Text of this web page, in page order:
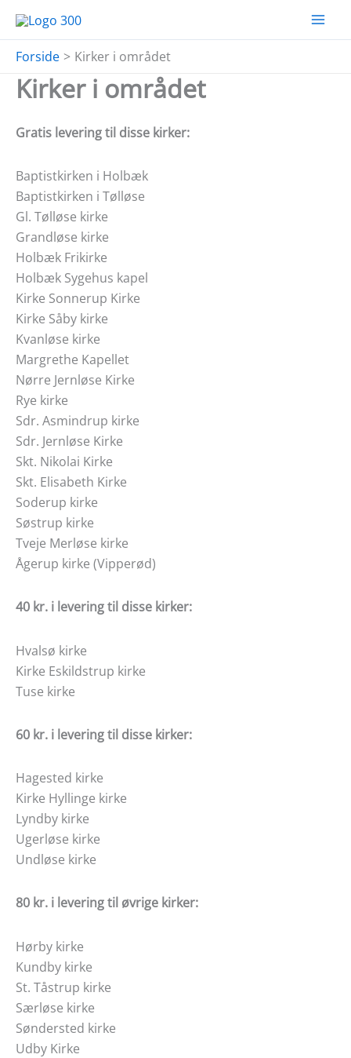
indholdet
Forside Kirker i området
Kirker i området
Gratis levering til disse kirker:
Baptistkirken i Holbæk
Baptistkirken i Tølløse
Gl. Tølløse kirke
Grandløse kirke
Holbæk Frikirke
Holbæk Sygehus kapel
Kirke Sonnerup Kirke
Kirke Såby kirke
Kvanløse kirke
Margrethe Kapellet
Nørre Jernløse Kirke
Rye kirke
Sdr. Asmindrup kirke
Sdr. Jernløse Kirke
Skt. Nikolai Kirke
Skt. Elisabeth Kirke
Soderup kirke
Søstrup kirke
Tveje Merløse kirke
Ågerup kirke (Vipperød)
40 kr. i levering til disse kirker:
Hvalsø kirke
Kirke Eskildstrup kirke
Tuse kirke
60 kr. i levering til disse kirker:
Hagested kirke
Kirke Hyllinge kirke
Lyndby kirke
Ugerløse kirke
Undløse kirke
80 kr. i levering til øvrige kirker:
Hørby kirke
Kundby kirke
St. Tåstrup kirke
Særløse kirke
Søndersted kirke
Udby Kirke